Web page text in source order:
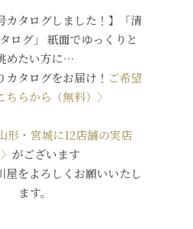
カタログしました！】「清
ログ」 紙面でゆっくりと
めたい方に…
タログをお届け！ ご希望
ちらから（無料）〉
形・宮城に12店舗の実店
がございます
屋をよろしくお願いいたし
ます。